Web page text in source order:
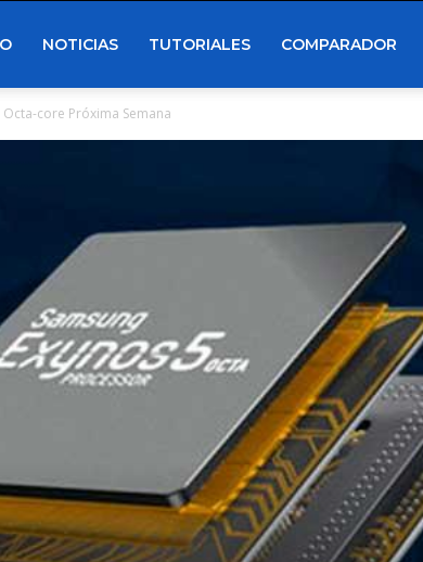
NOTICIAS TUTORIALES COMPARADOR
core Próxima Semana